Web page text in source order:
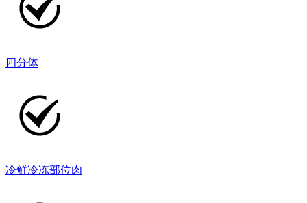
四分体
冷鲜冷冻部位肉